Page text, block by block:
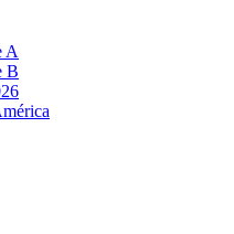
A
B